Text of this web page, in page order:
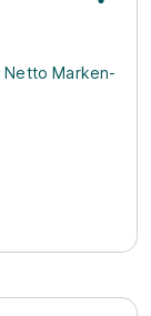
Netto Marken-